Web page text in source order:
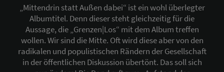
„Mittendrin statt Außen dabei“ ist ein wohl überlegter
Albumtitel. Denn dieser steht gleichzeitig für die
Aussage, die „Grenzen|Los“ mit dem Album treffen
wollen. Wir sind die Mitte. Oft wird diese aber von den
radikalen und populistischen Rändern der Gesellschaft
in der öffentlichen Diskussion übertönt. Das soll sich